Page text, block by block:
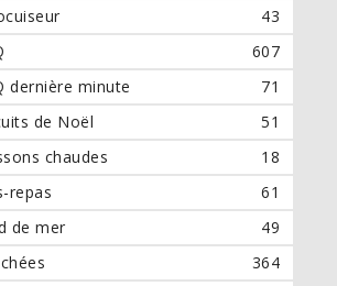
43
607
dernière minute
71
de Noël
51
chaudes
18
repas
61
de mer
49
364